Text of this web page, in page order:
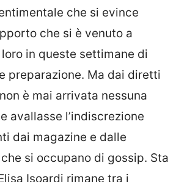
che si evince
che si è venuto a
in queste settimane di
preparazione. Ma dai diretti
è mai arrivata nessuna
avallasse l’indiscrezione
dai magazine e dalle
si occupano di gossip. Sta
Isoardi rimane tra i